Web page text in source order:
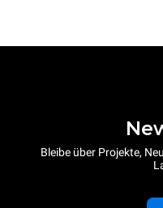
Bleibe über Projekte,